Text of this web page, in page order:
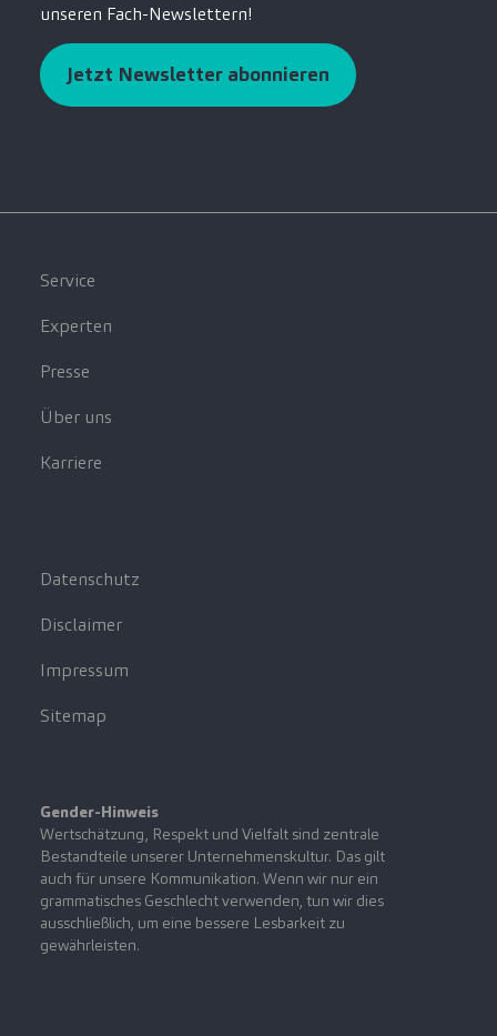
unseren Fach-Newslettern!
Jetzt Newsletter abonnieren
Service
Experten
Presse
Über uns
Karriere
Datenschutz
Disclaimer
Impressum
Sitemap
Gender-Hinweis
Wertschätzung, Respekt und Vielfalt sind zentrale
Bestandteile unserer Unternehmenskultur. Das gilt
auch für unsere Kommunikation. Wenn wir nur ein
grammatisches Geschlecht verwenden, tun wir dies
ausschließlich, um eine bessere Lesbarkeit zu
gewährleisten.